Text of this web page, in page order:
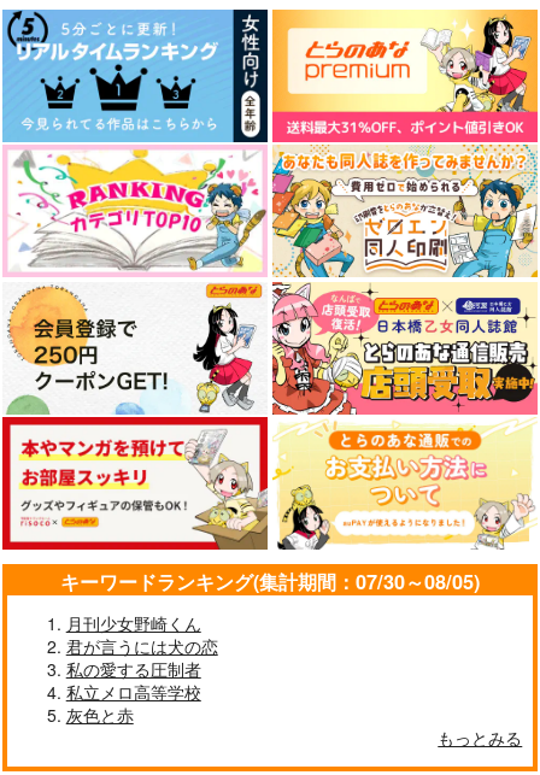
作品詳細 作品詳細 作品詳細
120 Minutes Close to
Eternity
すこしだけ
1,572円（税込）
三枝明那
サンプル
作品詳細
きみと、もうすこし。
神空
330円 （税込）
漣ジュン×巴日和
サンプル
作品詳細
すこし小さい絵の本
そらまめごはん
990円（税込）
カリム・アルアジーム
サンプル
作品詳細
キスしても、友達
asterism
専売 1,572 円（税込）
名探偵コナン
赤井秀一×安室透
サンプル
カート
とっぱつ！！！！
めぐる
787円（税込）
名探偵コナン
赤井秀一×安室透
サンプル
カート
かまきりに似ている
くもにのる
専売 715円（税込）
名探偵コナン
赤井秀一×安室透
サンプル
カート
ないしょのはなし2
黒風白雨
幕間のスコール
キーワードランキング(集計期間：07/30～08/05)
月刊少女野崎くん
君が言うには犬の恋
私の愛する圧制者
私立メロ高等学校
灰色と赤
もっとみる